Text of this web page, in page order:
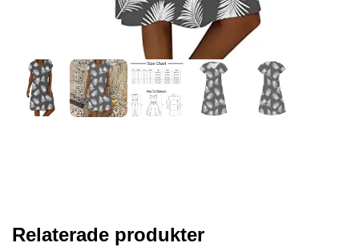
Relaterade produkter